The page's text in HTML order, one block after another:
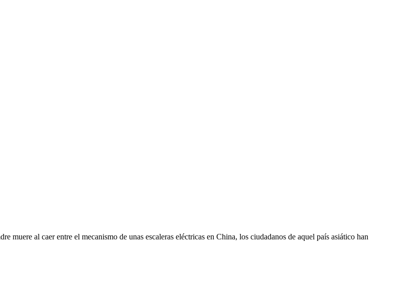
al caer entre el mecanismo de unas escaleras eléctricas en China, los ciudadanos de aquel país asiático han